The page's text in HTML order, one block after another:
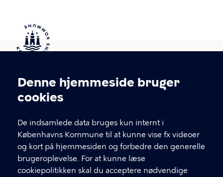
Cookieindstillinger
Denne hjemmeside bruger
cookies
De indsamlede data bruges kun internt i
Københavns Kommune til at kunne vise fx videoer
og kort på hjemmesiden og forbedre den generelle
brugeroplevelse. For at kunne læse
cookiepolitikken skal du acceptere nødvendige
Kontakt Københavns Kommune
T
fFind andre kontakter her
CVR-nummer64942212
GENVEJE